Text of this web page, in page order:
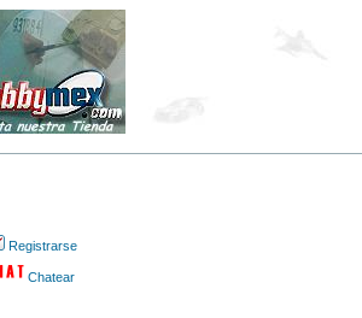
Registrarse
Chatear